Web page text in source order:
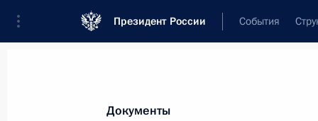
Президент России События
Все поручения
Документы